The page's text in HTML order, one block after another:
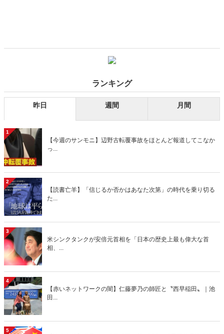
ランキング
昨日 週間 月間
1
【今週のサンモニ】辺野古転覆事故をほとんど報道してこなか
っ...
2
【読書亡羊】「信じるか否かはあなた次第」の時代を乗り切る
た...
3
米シンクタンクが安倍元首相を「日本の歴史上最も偉大な首
相、...
4
【赤いネットワークの闇】仁藤夢乃の師匠と〝西早稲田〟｜池
田...
5